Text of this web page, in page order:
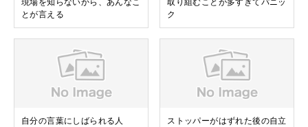
とが言える
ク
自分の言葉にしばられる人
ストッパーがはずれた後の自立